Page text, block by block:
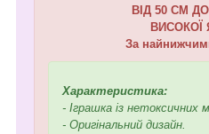
ВІД 50 СМ
ВИСОКОЇ
За
Характеристика:
- Іграшка із нетоксичних
- Оригінальний дизайн.